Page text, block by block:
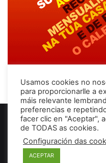
© Copyright 2026,
Términos
Usamos cookies no
para proporcionarlle a
máis relevante
preferencias e
facer clic en "Aceptar",
de TODAS as cookies.
Configuración das
ACEPTAR